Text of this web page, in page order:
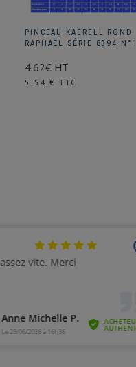
PINCEAU KAERELL ROND
RAPHAEL SÉRIE 8394 N°1
4.62€ HT
Prix
5,54 € TTC